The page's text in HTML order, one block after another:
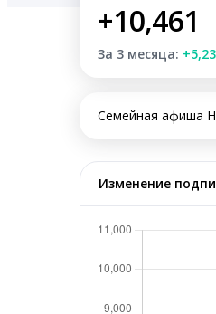
+10,461
За 3 месяца:
Семейная афиша
Изменение